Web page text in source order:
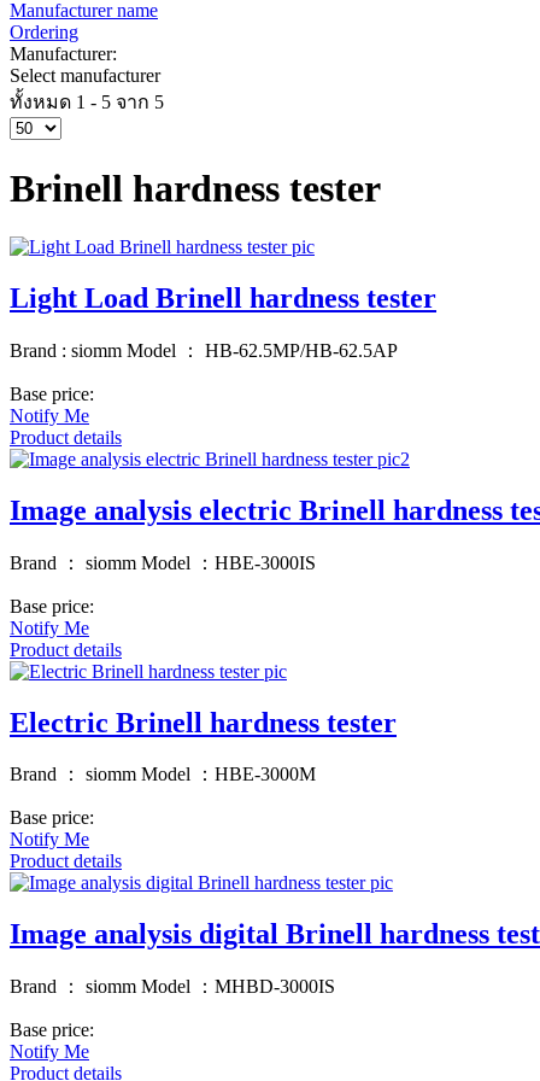
Manufacturer name
Ordering
Manufacturer:
Select manufacturer
ทั้งหมด 1 - 5 จาก 5
Brinell hardness tester
Light Load Brinell hardness tester
Brand : siomm Model ： HB-62.5MP/HB-62.5AP
Base price:
Notify Me
Product details
Image analysis electric Brinell hardness
Brand ： siomm Model ：HBE-3000IS
Base price:
Notify Me
Product details
Electric Brinell hardness tester
Brand ： siomm Model ：HBE-3000M
Base price:
Notify Me
Product details
Image analysis digital Brinell hardness
Brand ： siomm Model ：MHBD-3000IS
Base price:
Notify Me
Product details